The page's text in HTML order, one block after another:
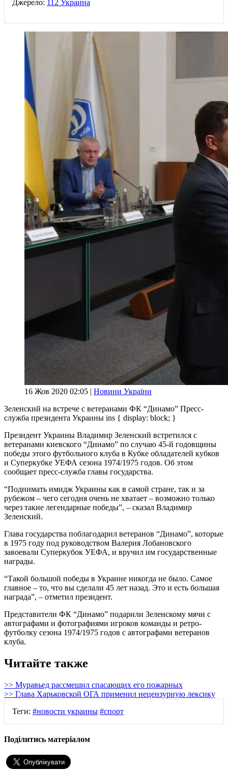
Джерело: 112 Украина
16 Жов 2020 02:05 | Новини України
Зеленский на встрече с ветеранами ФК “Динамо” Пресс-
служба президента Украины ins { display: block; }
Президент Украины Владимир Зеленский встретился с
ветеранами киевского “Динамо” по случаю 45-й годовщины
победы этого футбольного клуба в Кубке обладателей кубков
и Суперкубкe УЕФА сезона 1974/1975 годов. Об этом
сообщает пресс-служба главы государства.
“Поднимать имидж Украины как в самой стране, так и за
рубежом – чего сегодня очень не хватает – возможно только
через такие легендарные победы”, – сказал Владимир
Зеленский.
Глава государства поблагодарил ветеранов “Динамо”, которые
в 1975 году под руководством Валерия Лобановского
завоевали Суперкубок УЕФА, и вручил им государственные
награды.
“Такой большой победы в Украине никогда не было. Самое
главное – то, что вы сделали 45 лет назад. Это и есть большая
награда”, – отметил президент.
Представители ФК “Динамо” подарили Зеленскому мячи с
автографами и фотографиями игроков команды и ретро-
футболку сезона 1974/1975 годов с автографами ветеранов
клуба.
Читайте также
>> Муравьед рассмешил спасающих его пожарных
>> Глава Харьковской ОГА применил нецензурную лексику
Теги: #новости украины #спорт
Поділитись матеріалом